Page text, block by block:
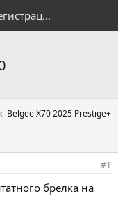
Регистрация
Belgee X70 2025 Prestige+
#1
брелка на